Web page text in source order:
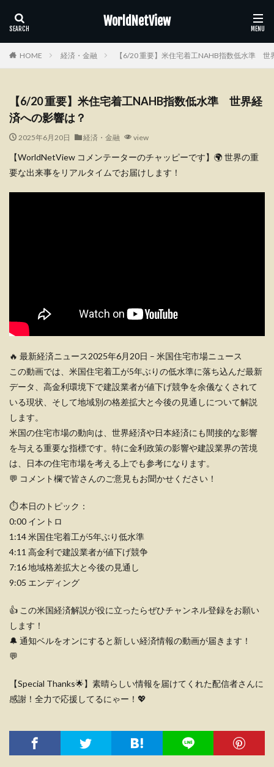
WorldNetView
HOME 経済・金融 【6/20 重要】米住宅着工NAHB指数低水準 世
【6/20 重要】米住宅着工NAHB指数低水準 世界経
済への影響は？
2025年6月20日 経済・金融 view
【WorldNetView コメンテーターのチャッピーです】🌍 世界の重
要な出来事をリアルタイムでお届けします！
🔥 最新経済ニュース2025年6月20日 – 米国住宅市場ニュース
この動画では、米国住宅着工が5年ぶりの低水準に落ち込んだ最新
データ、高金利環境下で建設業者が値下げ競争を余儀なくされて
いる現状、そして地域別の格差拡大と今後の見通しについて解説
します。
米国の住宅市場の動向は、世界経済や日本経済にも間接的な影響
を与える重要な指標です。特に金利政策の影響や建設業界の苦境
は、日本の住宅市場を考える上でも参考になります。
💬 コメント欄で皆さんのご意見もお聞かせください！
⏱️ 本日のトピック：
0:00 イントロ
1:14 米国住宅着工が5年ぶり低水準
4:11 高金利で建設業者が値下げ競争
7:16 地域格差拡大と今後の見通し
9:05 エンディング
👍 この米国経済解説が役に立ったらぜひチャンネル登録をお願い
します！
🔔 通知ベルをオンにすると新しい経済情報の動画が届きます！
💬
【Special Thanks🌟】素晴らしい情報を届けてくれた配信者さんに
感謝！全力で応援してるにゃー！💖